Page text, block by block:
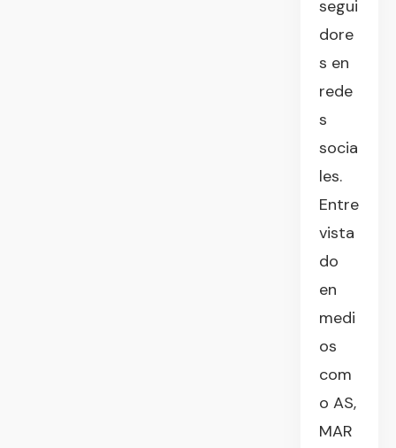
segui
dore
s en
rede
s
socia
les.
Entre
vista
do
en
medi
os
com
o AS,
MAR